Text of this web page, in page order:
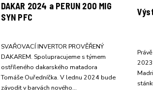
DAKAR 2024 a PERUN 200 MIG
SYN PFC
SVAŘOVACÍ INVERTOR PROVĚŘENÝ
DAKAREM. Spolupracujeme s týmem
ostříleného dakarského matadora
Tomáše Ouředníčka. V lednu 2024 bude
závodit v barvách nového…